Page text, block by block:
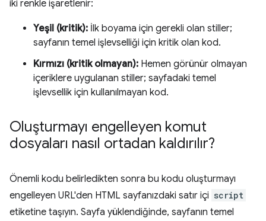
iki renkle işaretlenir:
Yeşil (kritik): İlk boyama için gerekli olan stiller;
sayfanın temel işlevselliği için kritik olan kod.
Kırmızı (kritik olmayan): Hemen görünür olmayan
içeriklere uygulanan stiller; sayfadaki temel
işlevsellik için kullanılmayan kod.
Oluşturmayı engelleyen komut
dosyaları nasıl ortadan kaldırılır?
Önemli kodu belirledikten sonra bu kodu oluşturmayı
engelleyen URL'den HTML sayfanızdaki satır içi script
etiketine taşıyın. Sayfa yüklendiğinde, sayfanın temel